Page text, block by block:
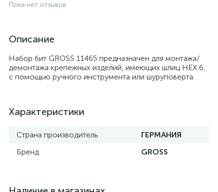
Пока нет отзывов
Описание
Набор бит GROSS 11465 предназначен для монтажа/
демонтажа крепежных изделий, имеющих шлиц НЕХ 6,
с помощью ручного инструмента или шуруповерта.
Характеристики
Страна производитель
ГЕРМАНИЯ
Бренд
GROSS